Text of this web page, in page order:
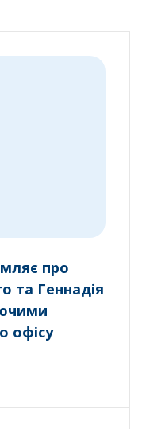
про
та Геннадія
офісу